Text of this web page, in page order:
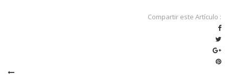
Compartir este Artículo :